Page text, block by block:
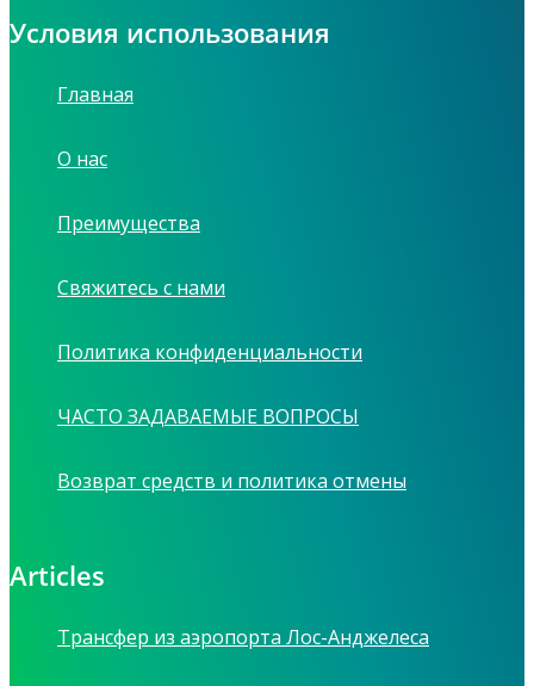
Условия использования
Главная
О нас
Преимущества
Свяжитесь с нами
Политика конфиденциальности
ЧАСТО ЗАДАВАЕМЫЕ ВОПРОСЫ
Возврат средств и политика отмены
Articles
Трансфер из аэропорта Лос-Анджелеса